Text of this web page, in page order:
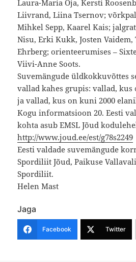
Laura-Maria Oja, Kersti
Liivrand, Liina Tsernov;
Mihkel Sepp, Kaarel Kais;
Nisu, Erki Kukk, Josten
Ehrberg; orienteerumises –
Viivi-Anne Soots.
Suvemängude üldkokkuvõttes
vallad kahes grupis: vallad, kus
ja vallad, kus on kuni 2000
Kogu informatsioon 20. Eesti
kohta asub EMSL Jõud
http://www.joud.ee/est/g78s2249
Eesti valdade suvemängude
Spordiliit Jõud, Paikuse
Spordiliit.
Helen Mast
Jaga
Facebook Twitter